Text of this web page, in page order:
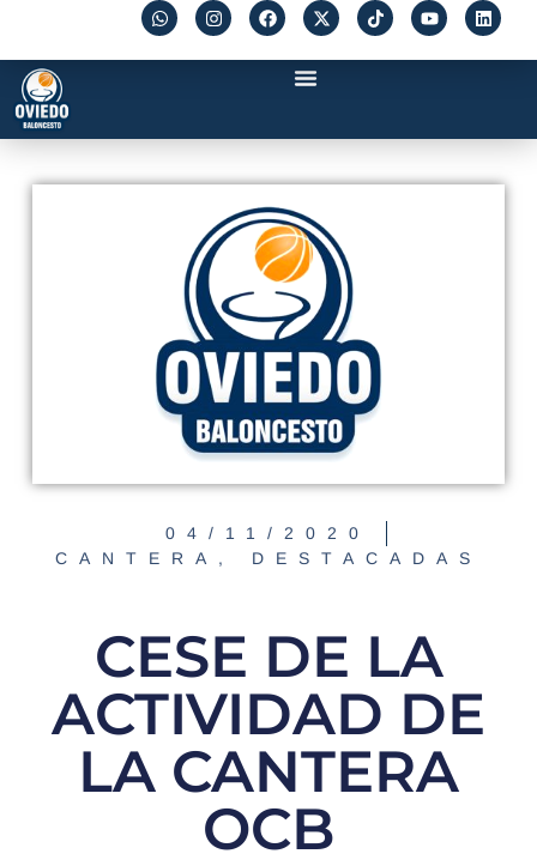
04/11/2020
CANTERA , DESTACADAS
CESE DE LA
ACTIVIDAD DE
LA CANTERA
OCB